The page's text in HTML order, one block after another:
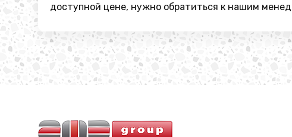
доступной цене, нужно обратиться к нашим